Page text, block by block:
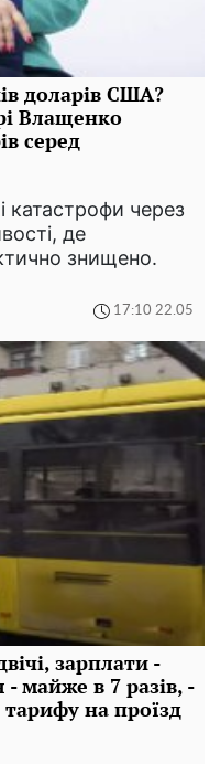
доларів США?
Влащенко
серед
катастрофи через
де
знищено.
17:10 22.05
зарплати -
- майже в 7 разів, -
на проїзд